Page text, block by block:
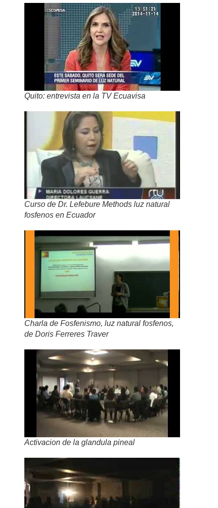
Quito: entrevista en la TV Ecuavisa
Curso de Dr. Lefebure Methods luz natural
fosfenos en Ecuador
Charla de Fosfenismo, luz natural fosfenos,
de Doris Ferreres Traver
Activacion de la glandula pineal